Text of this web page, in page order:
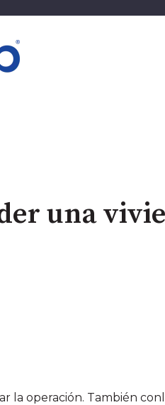
una
la operación. También